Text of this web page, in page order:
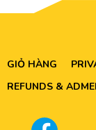
GIỎ HÀNG
REFUNDS &